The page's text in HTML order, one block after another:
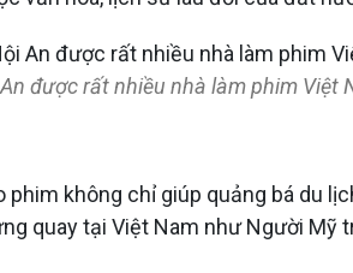
được rất nhiều nhà làm phim Việt
không chỉ giúp quảng bá du
quay tại Việt Nam như Người